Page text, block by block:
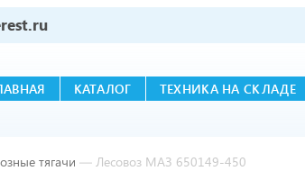
КАТАЛОГ ТЕХНИКА НА СКЛАДЕ
тягачи — Лесовоз МАЗ 650149-450